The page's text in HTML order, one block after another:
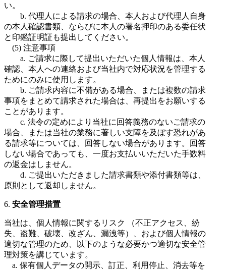
い。
b. 代理人による請求の場合、本人および代理人自身
の本人確認書類、ならびに本人の署名押印のある委任状
と印鑑証明証も提出してください。
(5) 注意事項
a. ご請求に際して提出いただいた個人情報は、本人
確認、本人への連絡および当社内で対応状況を管理する
ためにのみに使用します。
b. ご請求内容に不備がある場合、または複数の請求
事項をまとめて請求された場合は、再提出をお願いする
ことがあります。
c. 法令の定めにより当社に回答義務のないご請求の
場合、または当社の業務に著しい支障を及ぼす恐れがあ
る請求等については、回答しない場合があります。回答
しない場合であっても、一度お支払いいただいた手数料
の返金はしません。
d. ご提出いただきました請求書類や添付書類等は、
原則として返却しません。
6. 安全管理措置
当社は、個人情報に関するリスク （不正アクセス、紛
失、盗難、破壊、改ざん、漏洩等）、および個人情報の
適切な管理のため、以下のような必要かつ適切な安全管
理対策を講じています。
a. 保有個人データの開示、訂正、利用停止、消去等を